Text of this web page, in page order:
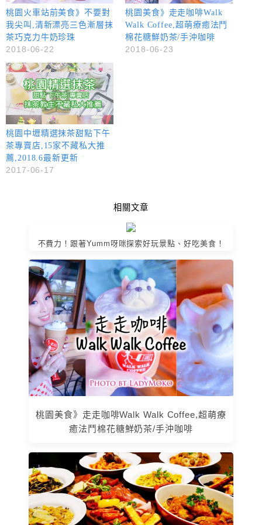
桃園火車站前美食》不要對
我尖叫,清新漂亮三色漸層抹
茶巧克力牛奶珍珠
2018-06-22
桃園美食》走走咖啡Walk
Walk Coffee,超萌療癒法鬥
棉花糖鮮奶茶/手沖咖啡
2018-06-23
桃園中壢精選抹茶甜點下午
茶專賣店,15家不藏私大推
薦,2018.6最新更新
2017-06-17
相關文章
不費力！跟著Yumm呀咪探索好玩景點、好吃美食！
桃園美食》走走咖啡Walk Walk Coffee,超萌療
癒法鬥棉花糖鮮奶茶/手沖咖啡